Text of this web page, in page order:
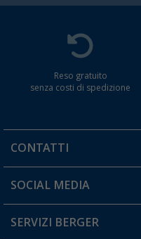
Reso gratuito
senza costi di spedizione
CONTATTI
Orari di apertura del servizio:
Hai una domanda?
SOCIAL MEDIA
SERVIZI BERGER